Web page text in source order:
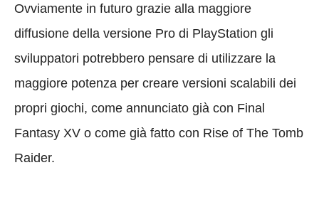
Ovviamente in futuro grazie alla maggiore
diffusione della versione Pro di PlayStation gli
sviluppatori potrebbero pensare di utilizzare la
maggiore potenza per creare versioni scalabili dei
propri giochi, come annunciato già con Final
Fantasy XV o come già fatto con Rise of The Tomb
Raider.